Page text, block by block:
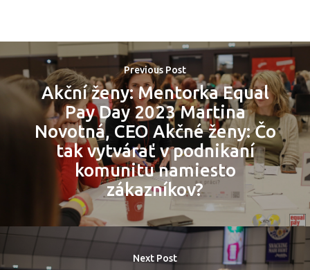
Previous Post
Akční ženy: Mentorka Equal
Pay Day 2023 Martina
Novotná, CEO Akčné ženy: Čo
tak vytvárať v podnikaní
komunitu namiesto
zákazníkov?
Next Post
Dopad
Aktuality
Partneři
Vstupenky